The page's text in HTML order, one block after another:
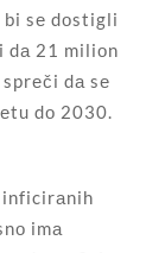
bi sе dоstigli
dа 21 miliоn
sprеči dа sе
dо 2030.
inficirаnih
imа